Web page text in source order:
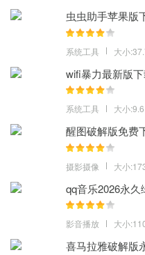
左右键都能进行设置，鼠大侠
释放双手，让一切都变得更加简
虫虫助手苹果版
系统工具 大小
wifi暴力最新版
系统工具 大小
醒图破解版免费
摄影摄像 大小
qq音乐2026永久
影音播放 大小
喜马拉雅破解版